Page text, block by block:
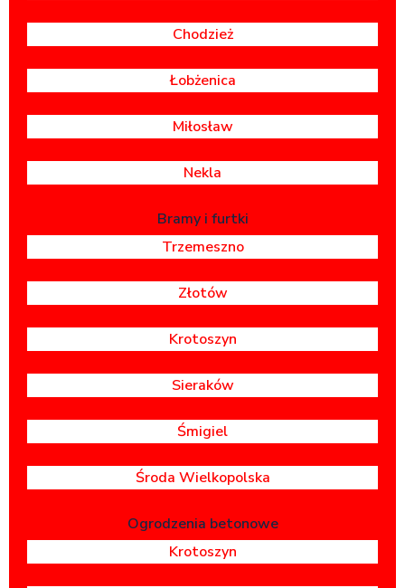
Chodzież
Łobżenica
Miłosław
Nekla
Bramy i furtki
Trzemeszno
Złotów
Krotoszyn
Sieraków
Śmigiel
Środa Wielkopolska
Ogrodzenia betonowe
Krotoszyn